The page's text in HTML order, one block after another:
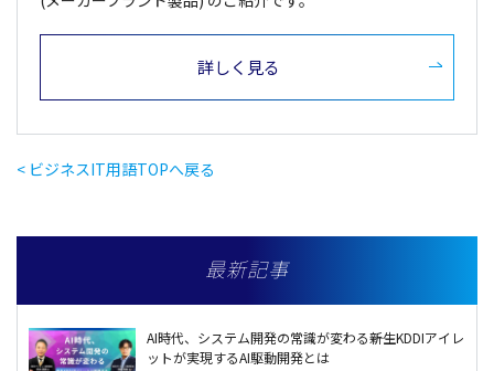
詳しく見る
< ビジネスIT用語TOPへ戻る
最新記事
AI時代、システム開発の常識が変わる――新生KDDIアイレ
ットが実現するAI駆動開発とは